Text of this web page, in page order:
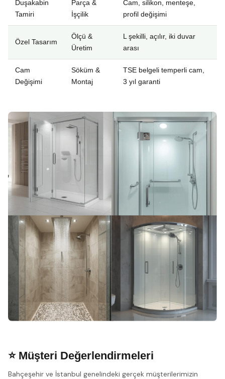
Duşakabin
Tamiri
Parça &
İşçilik
Cam, silikon, menteşe,
profil değişimi
Özel Tasarım
Ölçü &
Üretim
L şekilli, açılır, iki duvar
arası
Cam
Değişimi
Söküm &
Montaj
TSE belgeli temperli cam,
3 yıl garanti
⭐ Müşteri Değerlendirmeleri
Bahçeşehir ve İstanbul genelindeki gerçek müşterilerimizin